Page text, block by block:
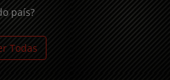
país?
Todas